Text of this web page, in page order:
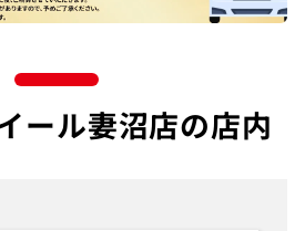
ール妻沼店の店内